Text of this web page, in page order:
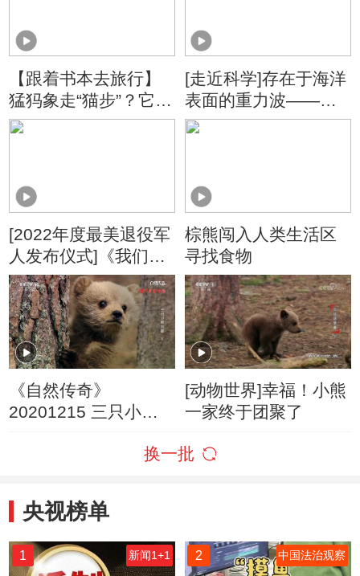
【跟着书本去旅行】
猛犸象走“猫步”？它们
为啥踮着脚走路？
[走近科学]存在于海洋
表面的重力波——波
浪能
[2022年度最美退役军
人发布仪式]《我们的
荣耀》 演唱：于海洋
棕熊闯入人类生活区
寻找食物
《自然传奇》
20201215 三只小熊
[动物世界]幸福！小熊
一家终于团聚了
换一批
央视榜单
1 新闻1+1 2 中国法治观察